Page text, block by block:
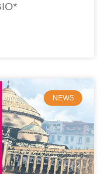
NEWS